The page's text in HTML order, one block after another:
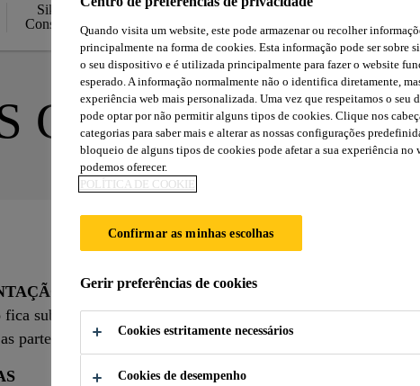
Sika
Consigo
Cidade
Sika
Lojas /
Aplicadores Sika
GERAIS DE
DO CONTRATO
submetido às presentes condições gerais de venda,
partes.
Quando visita um website, este pode armazenar ou recolher
principalmente na forma de cookies. Esta informação pode ser sobre
o seu dispositivo e é utilizada principalmente para fazer o website
esperado. A informação normalmente não o identifica diretamente,
experiência web mais personalizada. Uma vez que respeitamos o seu
pode optar por não permitir alguns tipos de cookies. Clique nos
categorias para saber mais e alterar as nossas configurações
bloqueio de alguns tipos de cookies pode afetar a sua experiência no
podemos oferecer.
POLÍTICA DE COOKIE
Confirmar as minhas escolhas
Gerir preferências de cookies
Cookies estritamente necessários
Cookies de desempenho